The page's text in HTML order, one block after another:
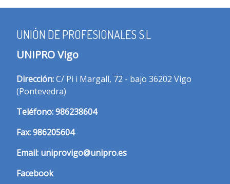
UNIÓN DE PROFESIONALES S.L
UNIPRO Vigo
Dirección:C/ Pi i Margall, 72 - bajo 36202 Vigo
(Pontevedra)
Teléfono:986238604
Fax:986205604
Email: uniprovigo@unipro.es
Facebook